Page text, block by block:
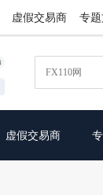
虚假交易商 专
虚假交易商